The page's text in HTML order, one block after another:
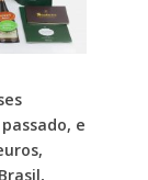
e